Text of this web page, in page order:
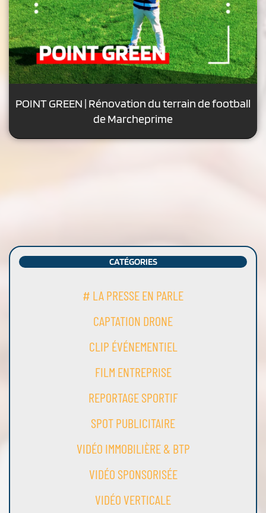
POINT GREEN | Rénovation du terrain de football
de Marcheprime
CATÉGORIES
# LA PRESSE EN PARLE
CAPTATION DRONE
CLIP ÉVÉNEMENTIEL
FILM ENTREPRISE
REPORTAGE SPORTIF
SPOT PUBLICITAIRE
VIDÉO IMMOBILIÈRE & BTP
VIDÉO SPONSORISÉE
VIDÉO VERTICALE